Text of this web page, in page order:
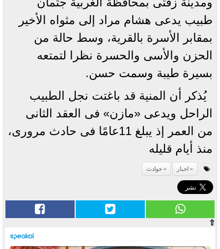
طبيب يدعى هشام مراد إلى مثواه الأخير
بمقابر الأسرة بالقرية، وسط حالة من
الحزن والأسى والحسرة نظرا لتمتعه
بسيرة طيبة وسمت حسن.
يُذكر أن المنية قد باغتت نجل الطبيب
الراحل ويدعى «مازن» فى العقد الثانى
من العمر إذ يبلغ 11عامًا فى حادث مرورى،
منذ أيام قليله
اخبار حوادث
⇧